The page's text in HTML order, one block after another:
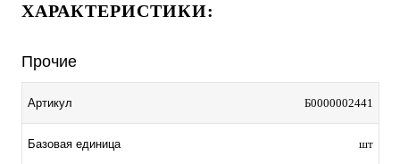
ХАРАКТЕРИСТИКИ:
Прочие
Артикул Б0000002441
Базовая единица шт